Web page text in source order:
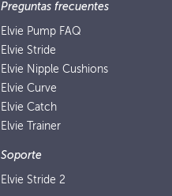
Preguntas frecuentes
Elvie Pump FAQ
Elvie Stride
Elvie Nipple Cushions
Elvie Curve
Elvie Catch
Elvie Trainer
Soporte
Elvie Stride 2